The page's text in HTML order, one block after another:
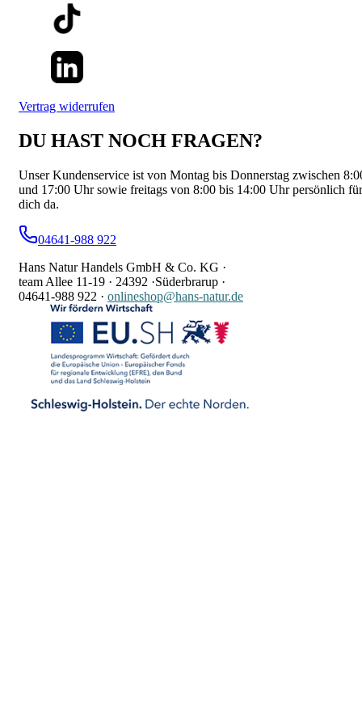
Vertrag widerrufen
DU HAST NOCH FRAGEN?
Unser Kundenservice ist von Montag bis Donnerstag zwischen
und 17:00 Uhr sowie freitags von 8:00 bis 14:00 Uhr persönlich für
dich da.
04641-988 922
Hans Natur Handels GmbH & Co. KG ·
team Allee 11-19 · 24392 ·Süderbrarup ·
04641-988 922 · onlineshop@hans-natur.de